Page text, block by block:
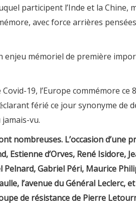
participent l’Inde et la Chine,
avec force arrières
enjeu mémoriel de première
19, l’Europe commémore
férié ce jour synonyme de
vu.
nombreuses. L’occasion d’une
Estienne d’Orves, René Isidore,
Gabriel Péri, Maurice
l’avenue du Général Leclerc,
de résistance de Pierre